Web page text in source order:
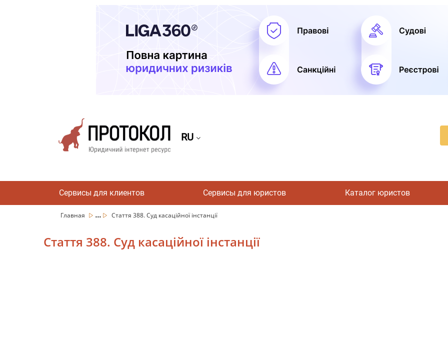
RU
Сервисы для клиентов Сервисы для юристов Каталог юристов
Главная ... Стаття 388. Суд касаційної інстанції
Стаття 388. Суд касаційної інстанції